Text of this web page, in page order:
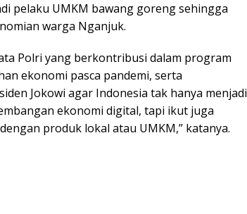
pelaku UMKM bawang goreng sehingga
warga Nganjuk.
Polri yang berkontribusi dalam program
ekonomi pasca pandemi, serta
Jokowi agar Indonesia tak hanya menjadi
ekonomi digital, tapi ikut juga
produk lokal atau UMKM,” katanya.